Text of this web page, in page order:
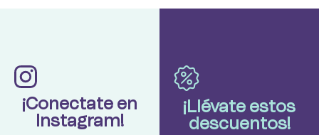
¡Conectate en
Instagram!
¡Llévate estos
descuentos!